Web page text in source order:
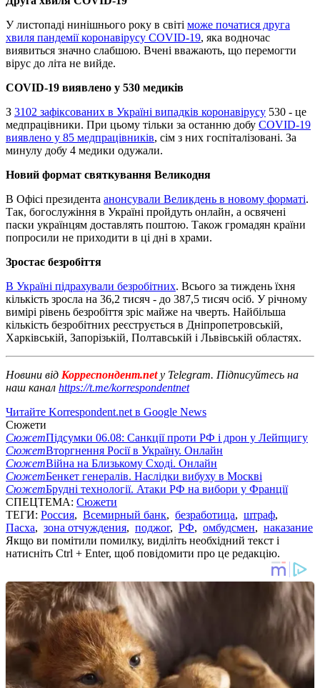
У листопаді нинішнього року в світі може початися друга
хвиля пандемії коронавірусу COVID-19, яка водночас
виявиться значно слабшою. Вчені вважають, що перемогти
вірус до літа не вийде.
COVID-19 виявлено у 530 медиків
З 3102 зафіксованих в Україні випадків коронавірусу 530 - це
медпрацівники. При цьому тільки за останню добу COVID-19
виявлено у 85 медпрацівників, сім з них госпіталізовані. За
минулу добу 4 медики одужали.
Новий формат святкування Великодня
В Офісі президента анонсували Великдень в новому форматі.
Так, богослужіння в Україні пройдуть онлайн, а освячені
паски українцям доставлять поштою. Також громадян країни
попросили не приходити в ці дні в храми.
Зростає безробіття
В Україні підрахували безробітних. Всього за тиждень їхня
кількість зросла на 36,2 тисяч - до 387,5 тисяч осіб. У річному
вимірі рівень безробіття зріс майже на чверть. Найбільша
кількість безробітних реєструється в Дніпропетровській,
Харківській, Запорізькій, Полтавській і Львівській областях.
Новини від Корреспондент.net у Telegram. Підписуйтесь на
наш канал https://t.me/korrespondentnet
Читайте Korrespondent.net в Google News
Сюжети
СюжетПідсумки 06.08: Санкції проти РФ і дрон у Лейпцигу
СюжетВторгнення Росії в Україну. Онлайн
СюжетВійна на Близькому Сході. Онлайн
СюжетБенкет генералів. Наслідки вибуху в Москві
СюжетБрудні технології. Атаки РФ на вибори у Франції
СПЕЦТЕМА: Сюжети
ТЕГИ: Россия, Всемирный банк, безработица, штраф,
Пасха, зона отчуждения, поджог, РФ, омбудсмен, наказание
Якщо ви помітили помилку, виділіть необхідний текст і
натисніть Ctrl + Enter, щоб повідомити про це редакцію.